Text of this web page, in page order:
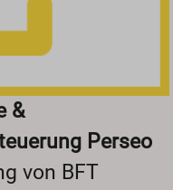
&
Perseo
von BFT